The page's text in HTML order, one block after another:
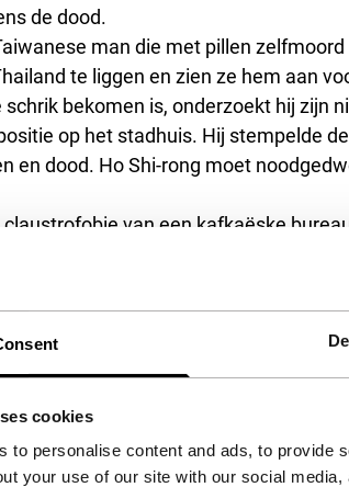
cookies
to personalise content and ads, to provide
your use of our site with our social
de dood.
man die met pillen
te liggen en zien ze hem aan
bekomen is, onderzoekt hij zijn
op het stadhuis. Hij stempelde
en dood. Ho Shi-rong moet
van een kafkaëske
van Chinese spookverhalen.
een uitweg uit zijn onmogelijke
van de levenden is.
met de souplesse van het Thaise